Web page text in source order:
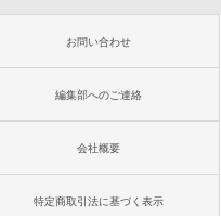
お問い合わせ
編集部へのご連絡
会社概要
特定商取引法に基づく表示